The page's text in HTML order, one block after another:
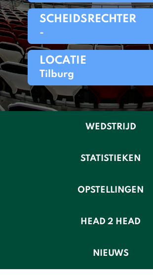
SCHEIDSRECHTER
-
LOCATIE
Tilburg
WEDSTRIJD
STATISTIEKEN
OPSTELLINGEN
HEAD 2 HEAD
NIEUWS